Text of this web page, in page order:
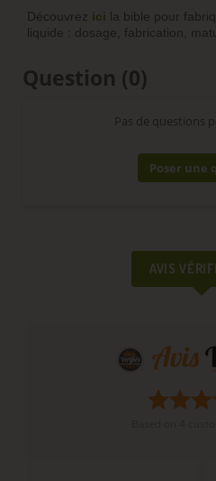
Découvrez ici la bible pour
liquide : dosage, fabrication,
Question (0)
Pas de questions
Poser une
AVIS